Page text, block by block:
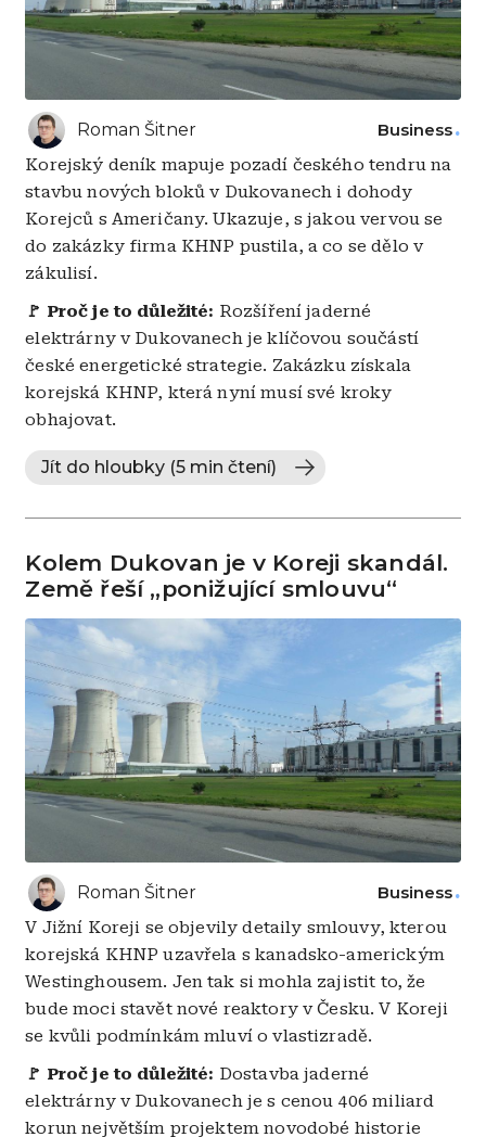
Roman Šitner Business
Korejský deník mapuje pozadí českého tendru na
stavbu nových bloků v Dukovanech i dohody
Korejců s Američany. Ukazuje, s jakou vervou se
do zakázky firma KHNP pustila, a co se dělo v
zákulisí.
🚩 Proč je to důležité: Rozšíření jaderné
elektrárny v Dukovanech je klíčovou součástí
české energetické strategie. Zakázku získala
korejská KHNP, která nyní musí své kroky
obhajovat.
Jít do hloubky (5 min čtení)
Kolem Dukovan je v Koreji skandál.
Země řeší „ponižující smlouvu“
Roman Šitner Business
V Jižní Koreji se objevily detaily smlouvy, kterou
korejská KHNP uzavřela s kanadsko-americkým
Westinghousem. Jen tak si mohla zajistit to, že
bude moci stavět nové reaktory v Česku. V Koreji
se kvůli podmínkám mluví o vlastizradě.
🚩 Proč je to důležité: Dostavba jaderné
elektrárny v Dukovanech je s cenou 406 miliard
korun největším projektem novodobé historie